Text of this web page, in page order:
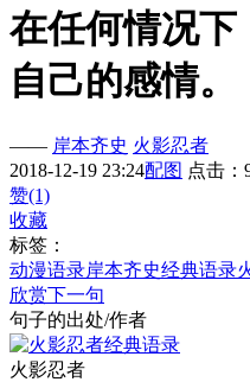
在任何情况下
自己的感情。
—— 岸本齐史 火影忍者
2018-12-19 23:24配图 点击：
赞(1)
收藏
标签：
动漫语录岸本齐史经典语录
欣赏下一句
句子的出处/作者
火影忍者